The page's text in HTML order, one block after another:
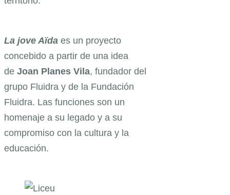
La jove Aïda es un proyecto
concebido a partir de una idea
de Joan Planes Vila, fundador del
grupo Fluidra y de la Fundación
Fluidra. Las funciones son un
homenaje a su legado y a su
compromiso con la cultura y la
educación.